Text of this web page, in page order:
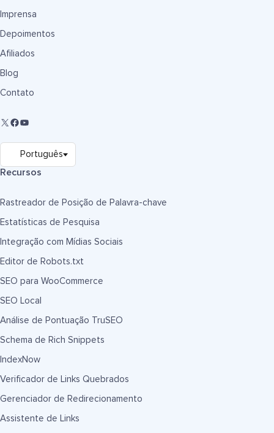
Imprensa
Depoimentos
Afiliados
Blog
Contato
Recursos
Rastreador de Posição de Palavra-chave
Estatísticas de Pesquisa
Integração com Mídias Sociais
Editor de Robots.txt
SEO para WooCommerce
SEO Local
Análise de Pontuação TruSEO
Schema de Rich Snippets
IndexNow
Verificador de Links Quebrados
Gerenciador de Redirecionamento
Assistente de Links